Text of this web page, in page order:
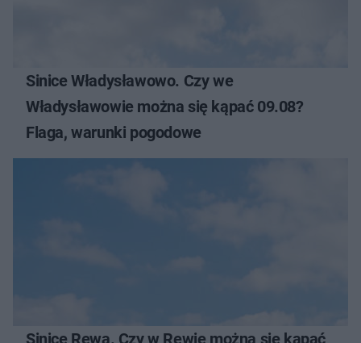
Sinice Władysławowo. Czy we
Władysławowie można się kąpać 09.08?
Flaga, warunki pogodowe
Sinice Rewa. Czy w Rewie można się kąpać